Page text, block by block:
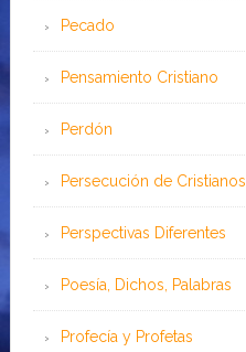
Pecado
Pensamiento Cristiano
Perdón
Persecución de Cristianos
Perspectivas Diferentes
Poesía, Dichos, Palabras
Profecía y Profetas